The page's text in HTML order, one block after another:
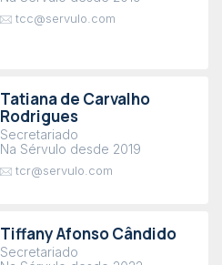
tcc@servulo.com
Tatiana de Carvalho
Rodrigues
Secretariado
Na Sérvulo desde 2019
tcr@servulo.com
Tiffany Afonso Cândido
Secretariado